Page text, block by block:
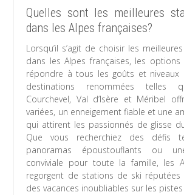
Quelles sont les meilleures
dans les Alpes françaises?
Lorsqu’il s’agit de choisir les
dans les Alpes françaises, les
répondre à tous les goûts et niveaux
destinations renommées telles
Courchevel, Val d’Isère et Méribel
variées, un enneigement fiable et une
qui attirent les passionnés de glisse
Que vous recherchiez des défis
panoramas époustouflants ou
conviviale pour toute la famille, les
regorgent de stations de ski
des vacances inoubliables sur les